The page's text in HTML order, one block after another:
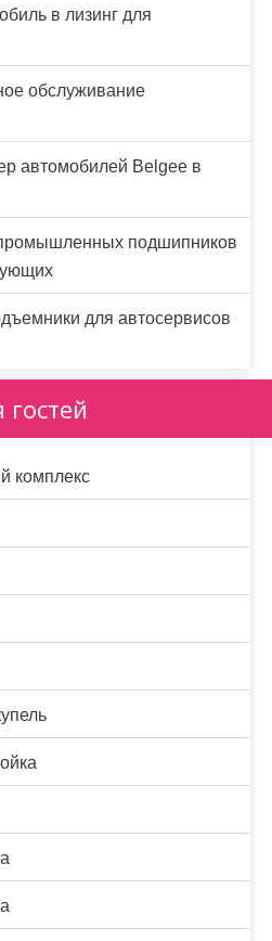
в лизинг для
обслуживание
автомобилей Belgee в
подшипников
для автосервисов
комплекс